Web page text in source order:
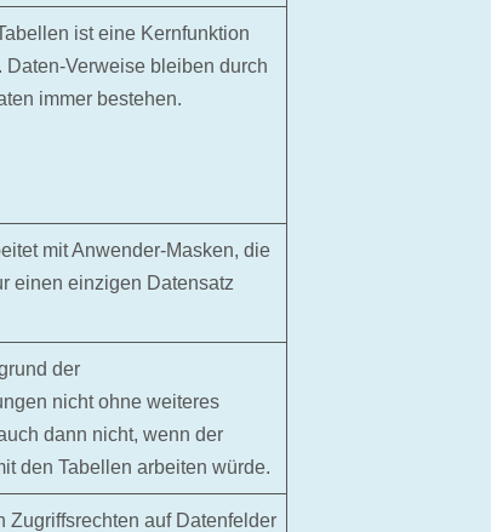
ist eine Kernfunktion
Daten-Verweise bleiben durch
immer bestehen.
mit Anwender-Masken, die
einen einzigen Datensatz
der
nicht ohne weiteres
dann nicht, wenn der
den Tabellen arbeiten würde.
Zugriffsrechten auf Datenfelder